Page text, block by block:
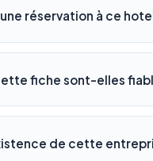
réservation à ce
fiche sont-elles
de cette